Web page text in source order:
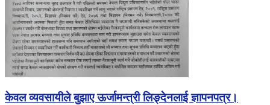
केवल व्यवसायीले बुझाए ऊर्जामन्त्री लिङ्देनलाई ज्ञापनपत्र।